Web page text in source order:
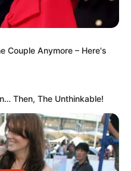
Couple Anymore – Here's
Then, The Unthinkable!